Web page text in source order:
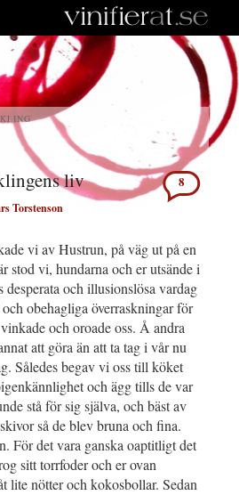
liv
Torstenson
8
vi av Hustrun, på väg ut på en
stod vi, hundarna och er utsände i
desperata och illusionslösa vardag
obehagliga överraskningar för
och oroade oss. Å andra
att göra än att ta tag i vår nu
Således begav vi oss till köket
och ägg tills de var
stå för sig själva, och bäst av
så de blev bruna och fina.
För det vara ganska oaptitligt det
sitt torrfoder och er ovan
lite nötter och kokosbollar. Sedan